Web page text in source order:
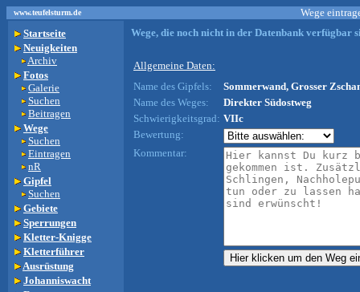
www.teufelsturm.de
Wege
Startseite
Neuigkeiten
Archiv
Fotos
Galerie
Suchen
Beitragen
Wege
Suchen
Eintragen
nR
Gipfel
Suchen
Gebiete
Sperrungen
Kletter-Knigge
Kletterführer
Ausrüstung
Johanniswacht
Wege, die noch nicht in der Datenbank verfügbar
Allgemeine Daten:
Name des Gipfels:
Sommerwand, Grosser
Name des Weges:
Direkter Südostweg
Schwierigkeitsgrad: VIIc
Bewertung:
Kommentar: